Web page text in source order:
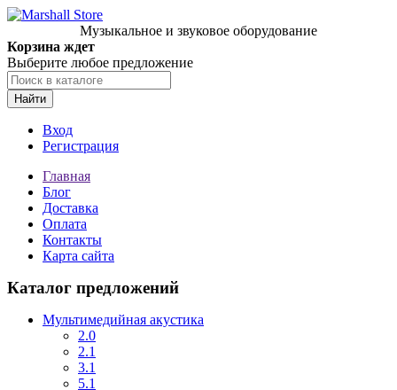
Музыкальное и звуковое оборудование
Корзина ждет
Выберите любое предложение
Найти
Вход
Регистрация
Главная
Блог
Доставка
Оплата
Контакты
Карта сайта
Каталог предложений
Мультимедийная акустика
2.0
2.1
3.1
5.1